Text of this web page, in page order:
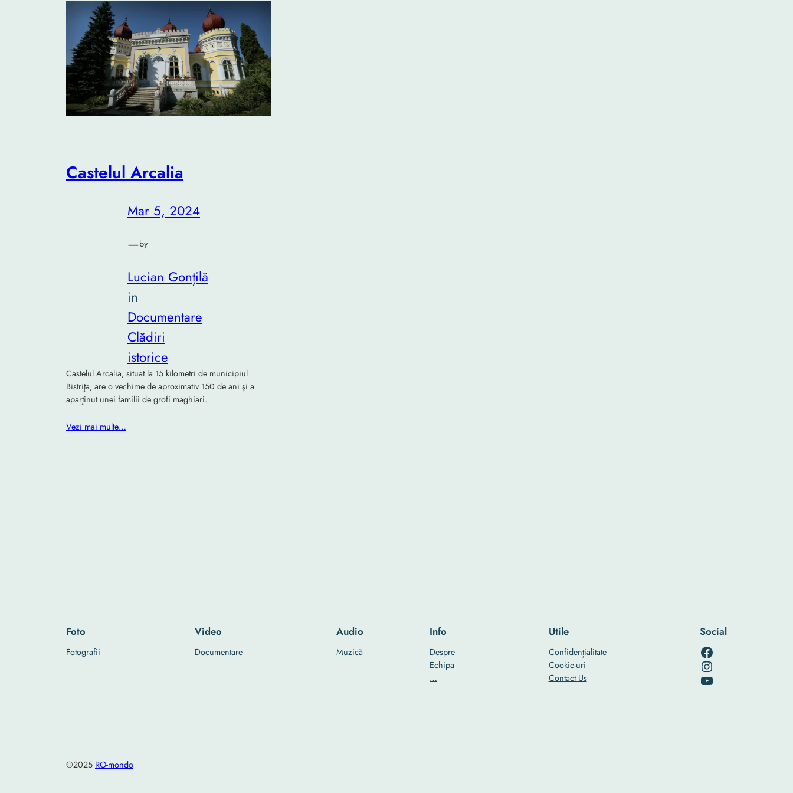
Castelul Arcalia
Mar 5, 2024
—by
Lucian Gonțilă
in
Documentare
Clădiri
istorice
Castelul Arcalia, situat la 15 kilometri de municipiul
Bistriţa, are o vechime de aproximativ 150 de ani şi a
aparţinut unei familii de grofi maghiari.
Vezi mai multe…
Foto
Fotografii
Video
Documentare
Audio
Muzică
Info
Despre
Echipa
…
Utile
Confidențialitate
Cookie-uri
Contact Us
Social
RO-mondo's Facebook page
RO-mondo's Instagram profile
RO-mondo's Youtube channel
©2025 RO-mondo